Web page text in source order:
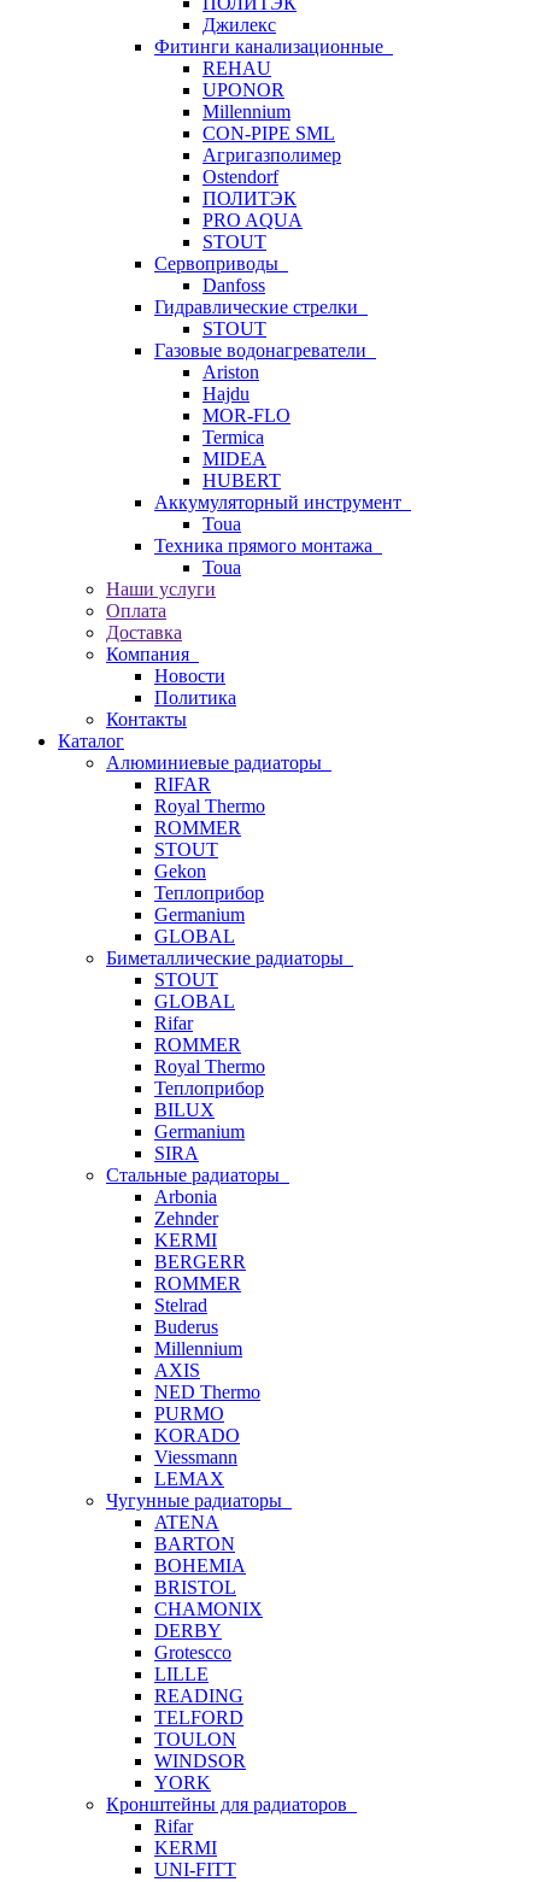
Джилекс
Фитинги канализационные
REHAU
UPONOR
Millennium
CON-PIPE SML
Агригазполимер
Ostendorf
ПОЛИТЭК
PRO AQUA
STOUT
Сервоприводы
Danfoss
Гидравлические стрелки
STOUT
Газовые водонагреватели
Ariston
Hajdu
MOR-FLO
Termica
MIDEA
HUBERT
Аккумуляторный инструмент
Toua
Техника прямого монтажа
Toua
Наши услуги
Оплата
Доставка
Компания
Новости
Политика
Контакты
Каталог
Алюминиевые радиаторы
RIFAR
Royal Thermo
ROMMER
STOUT
Gekon
Теплоприбор
Germanium
GLOBAL
Биметаллические радиаторы
STOUT
GLOBAL
Rifar
ROMMER
Royal Thermo
Теплоприбор
BILUX
Germanium
SIRA
Стальные радиаторы
Arbonia
Zehnder
KERMI
BERGERR
ROMMER
Stelrad
Buderus
Millennium
AXIS
NED Thermo
PURMO
KORADO
Viessmann
LEMAX
Чугунные радиаторы
ATENA
BARTON
BOHEMIA
BRISTOL
CHAMONIX
DERBY
Grotescco
LILLE
READING
TELFORD
TOULON
WINDSOR
YORK
Кронштейны для радиаторов
Rifar
KERMI
UNI-FITT